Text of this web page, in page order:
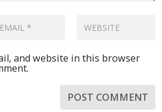
and website in this browser